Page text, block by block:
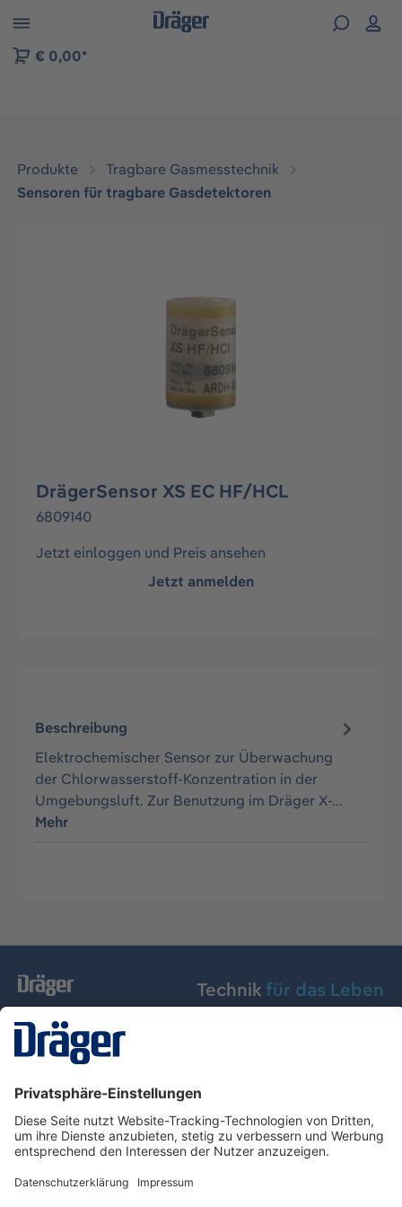
der B2B-Plattform springen
€ 0,00*
Produkte
Tragbare Gasmesstechnik
Sensoren für tragbare Gasdetektoren
DrägerSensor XS EC HF/HCL
6809140
Jetzt einloggen und Preis ansehen
Jetzt anmelden
Beschreibung
Elektrochemischer Sensor zur Überwachung
der Chlorwasserstoff-Konzentration in der
Umgebungsluft. Zur Benutzung im Dräger X-…
Mehr
Technik für das Leben
Dräger Austria GmbH
Über Dräger
Informationen